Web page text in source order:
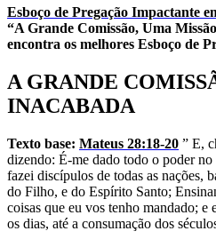
Esboço de Pregação Impactante
“A Grande Comissão, Uma
encontra os melhores Esboço de
A GRANDE
INACABADA
Texto base: Mateus 28:18-20 ” E,
dizendo: É-me dado todo o poder no
fazei discípulos de todas as nações,
do Filho, e do Espírito Santo;
coisas que eu vos tenho mandado; e
os dias, até a consumação dos